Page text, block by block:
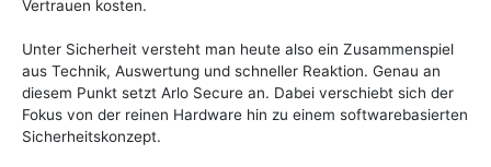
Vertrauen kosten.
Unter Sicherheit versteht man heute also ein Zusammenspiel
aus Technik, Auswertung und schneller Reaktion. Genau an
diesem Punkt setzt Arlo Secure an. Dabei verschiebt sich der
Fokus von der reinen Hardware hin zu einem softwarebasierten
Sicherheitskonzept.